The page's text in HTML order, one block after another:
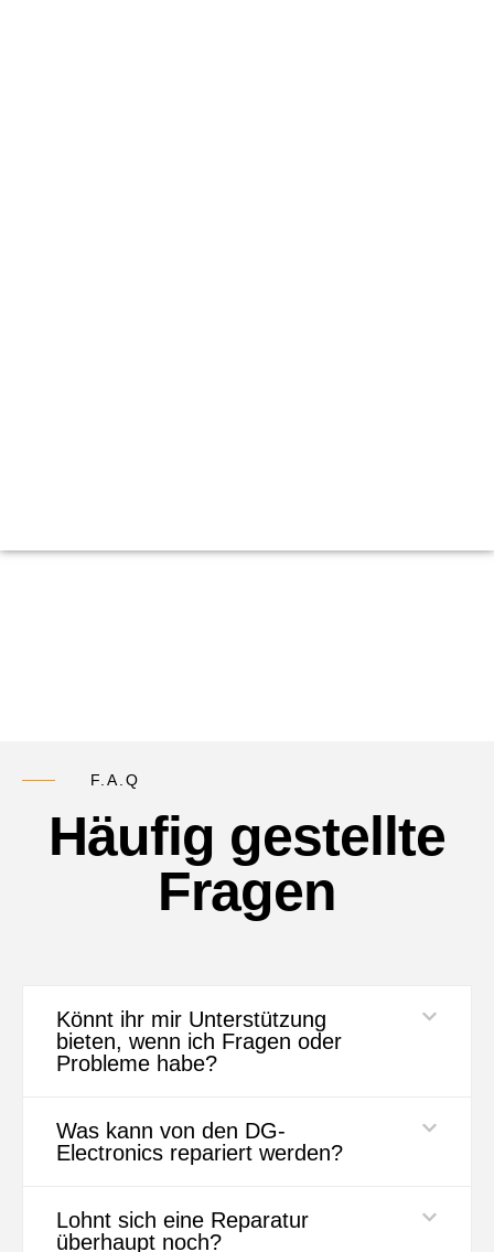
F.A.Q
Häufig gestellte
Fragen
Könnt ihr mir Unterstützung
bieten, wenn ich Fragen oder
Probleme habe?
Was kann von den DG-
Electronics repariert werden?
Lohnt sich eine Reparatur
überhaupt noch?